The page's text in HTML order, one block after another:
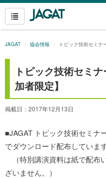
JAGAT 協会情報 トピック技術セミナ
トピック技術セミ
加者限定】
掲載日：2017年12月13日
■JAGAT トピック技術セミナ
でダウンロード配布しています
（特別講演資料は紙で配布
ざいません。）